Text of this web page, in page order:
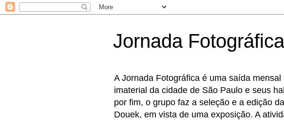
Jornada Fotográfica
A Jornada Fotográfica é uma saída
imaterial da cidade de São Paulo e seus
por fim, o grupo faz a seleção e a edição
Douek, em vista de uma exposição. A